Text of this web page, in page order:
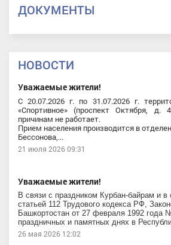
ДОКУМЕНТЫ
НОВОСТИ
Уважаемые жители!
С 20.07.2026 г. по 31.07.2026 г.
«Спортивное» (проспект Октября, д.
причинам не работает.
Прием населения производится в
Бессонова,...
21 июля 2026 09:31
Уважаемые жители!
В связи с праздником Курбан-байрам и в
статьей 112 Трудового кодекса РФ,
Башкортостан от 27 февраля 1992
праздничных и памятных днях в
26 мая 2026 12:02